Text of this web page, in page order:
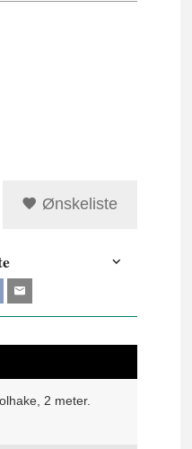
Ønskeliste
2 meter.